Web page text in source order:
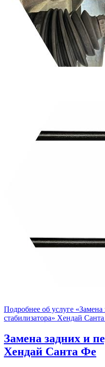
Подробнее об услуге
стабилизатора» Хендай
Замена задних и
Хендай Санта Фе